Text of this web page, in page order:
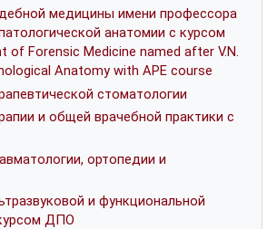
медицины имени профессора
анатомии с курсом
Forensic Medicine named after V.N.
Anatomy with APE course
стоматологии
и общей врачебной практики с
ортопедии и
и функциональной
ДПО